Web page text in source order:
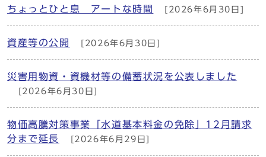
ちょっとひと息 アートな時間 [2026年6月30日]
資産等の公開 [2026年6月30日]
災害用物資・資機材等の備蓄状況を公表しました
[2026年6月30日]
物価高騰対策事業「水道基本料金の免除」12月請求
分まで延長
[2026年6月29日]